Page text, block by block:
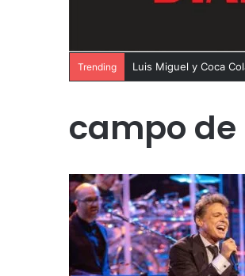
Trending Luis Miguel y Coca
campo de